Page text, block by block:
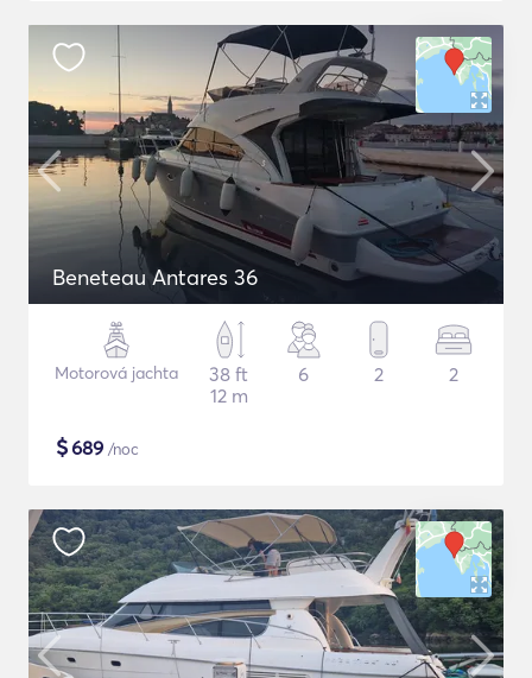
Beneteau Antares 36
Motorová jachta
38 ft
12 m
6 2 2
$689 /noc